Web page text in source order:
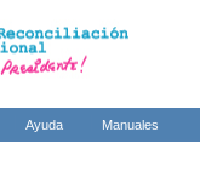
Ayuda Manuales